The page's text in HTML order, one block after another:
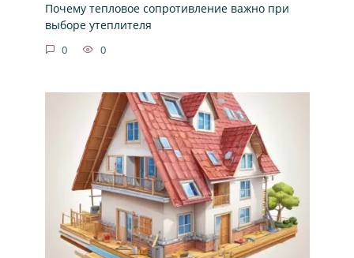
Почему тепловое сопротивление важно при
выборе утеплителя
0 0